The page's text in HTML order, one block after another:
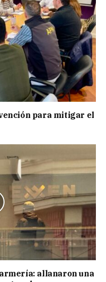
para mitigar el
allanaron una